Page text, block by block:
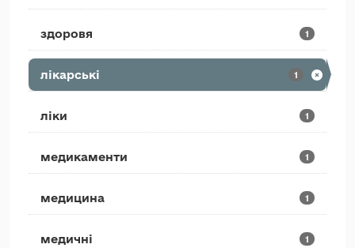
здоровя 1
лікарські 1
ліки 1
медикаменти 1
медицина 1
медичні 1